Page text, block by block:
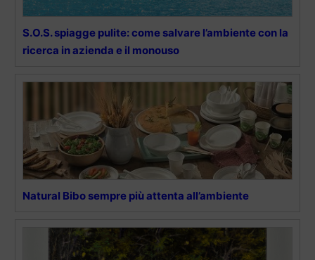
S.O.S. spiagge pulite: come salvare l’ambiente con la
ricerca in azienda e il monouso
Natural Bibo sempre più attenta all’ambiente